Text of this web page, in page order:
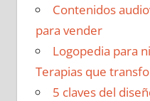
Contenidos
para vender
Logopedia para
Terapias que
5 claves del